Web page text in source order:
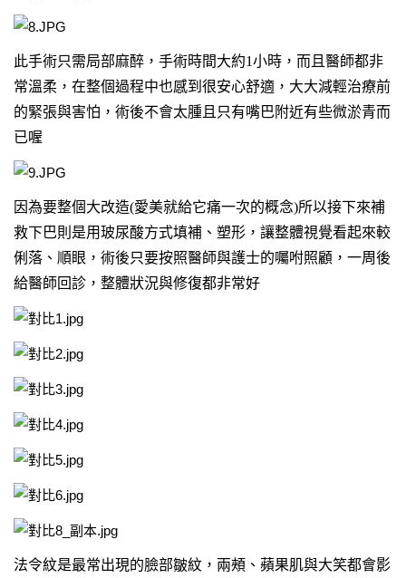
此手術只需局部麻醉，手術時間大約1小時，而且醫師都非
常溫柔，在整個過程中也感到很安心舒適，大大減輕治療前
的緊張與害怕，術後不會太腫且只有嘴巴附近有些微淤青而
已喔
因為要整個大改造(愛美就給它痛一次的概念)所以接下來補
救下巴則是用玻尿酸方式填補、塑形，讓整體視覺看起來較
俐落、順眼，術後只要按照醫師與護士的囑咐照顧，一周後
給醫師回診，整體狀況與修復都非常好
法令紋是最常出現的臉部皺紋，兩頰、蘋果肌與大笑都會影